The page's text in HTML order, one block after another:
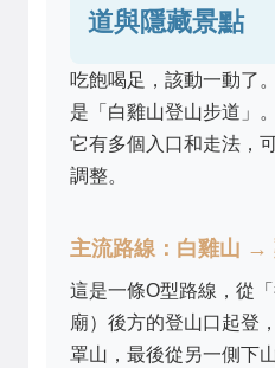
道與隱藏景點
吃飽喝足，該動一動了
是「白雞山登山步道」
它有多個入口和走法，
調整。
主流路線：白雞山 →
這是一條O型路線，從
廟）後方的登山口起登
罩山，最後從另一側下